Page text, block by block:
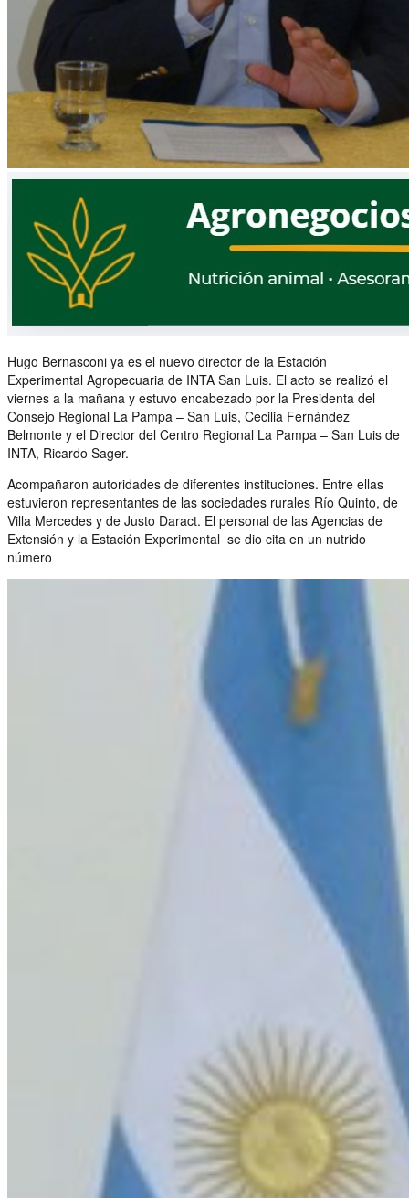
Hugo Bernasconi ya es el nuevo director de la Estación
Experimental Agropecuaria de INTA San Luis. El acto se realizó el
viernes a la mañana y estuvo encabezado por la Presidenta del
Consejo Regional La Pampa – San Luis, Cecilia Fernández
Belmonte y el Director del Centro Regional La Pampa – San Luis de
INTA, Ricardo Sager.
Acompañaron autoridades de diferentes instituciones. Entre ellas
estuvieron representantes de las sociedades rurales Río Quinto, de
Villa Mercedes y de Justo Daract. El personal de las Agencias de
Extensión y la Estación Experimental se dio cita en un nutrido
número